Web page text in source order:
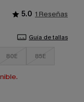
5.0 1 Reseñas
Guía de tallas
80E 85E